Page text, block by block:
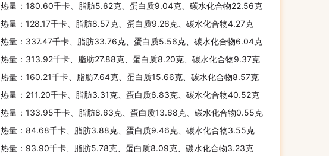
热量：180.60千卡、脂肪5.62克、蛋白质9.04克、碳水化合物22.56克
热量：128.17千卡、脂肪8.57克、蛋白质9.26克、碳水化合物4.27克
热量：337.47千卡、脂肪33.76克、蛋白质5.56克、碳水化合物6.04克
热量：313.92千卡、脂肪27.88克、蛋白质8.20克、碳水化合物9.37克
热量：160.21千卡、脂肪7.64克、蛋白质15.66克、碳水化合物8.57克
热量：211.20千卡、脂肪3.31克、蛋白质6.83克、碳水化合物40.52克
热量：133.95千卡、脂肪8.63克、蛋白质13.68克、碳水化合物0.55克
热量：84.68千卡、脂肪3.88克、蛋白质9.46克、碳水化合物3.55克
热量：93.90千卡、脂肪5.78克、蛋白质8.09克、碳水化合物3.23克